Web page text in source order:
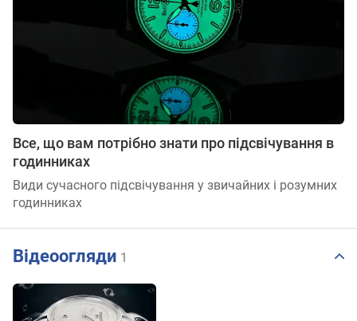
Все, що вам потрібно знати про підсвічування в
годинниках
Види сучасного підсвічування у звичайних і розумних
годинниках
Відеоогляди 1